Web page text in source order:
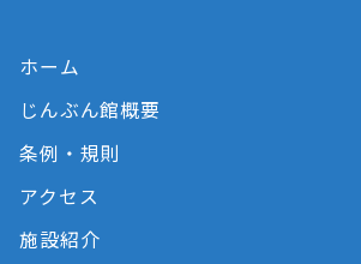
ホーム
じんぶん館概要
条例・規則
アクセス
施設紹介